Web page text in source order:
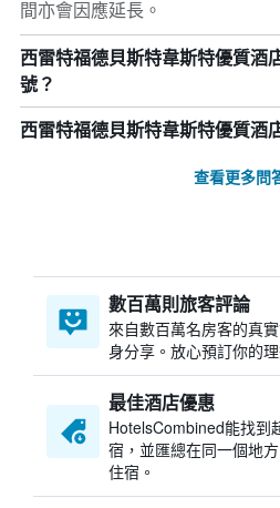
間亦會因應延長。
西雷特福德貝斯特韋斯特優質酒
號？
西雷特福德貝斯特韋斯特優質酒
查看更多問
數百萬則旅客評論
來自數百萬名房客的真
身分享。放心預訂你的理
最佳酒店優惠
HotelsCombined​能找到
宿，並匯總在同一個地
住宿。